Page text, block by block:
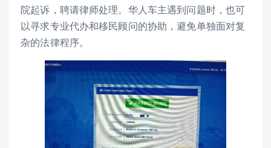
院起诉，聘请律师处理。华人车主遇到问题时，也可
以寻求专业代办和移民顾问的协助，避免单独面对复
杂的法律程序。